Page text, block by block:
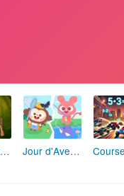
Brr Brr Patapim: Le Défi Parkour Délirant Jour d'Aventure: Puzzles en Plein Air